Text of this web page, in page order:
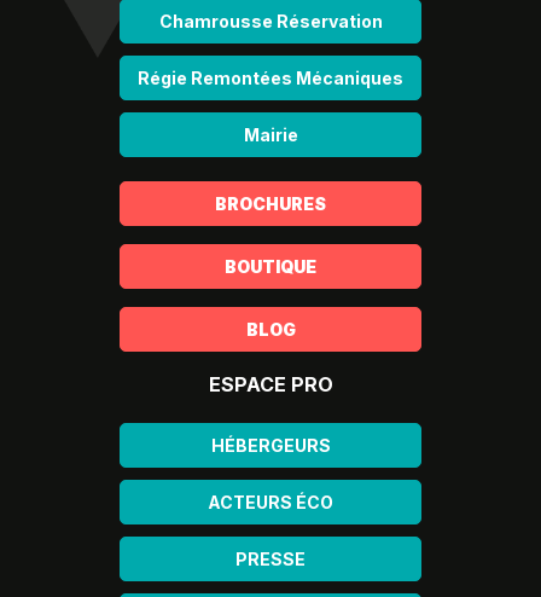
Chamrousse Réservation
Régie Remontées Mécaniques
Mairie
BROCHURES
BOUTIQUE
BLOG
ESPACE PRO
HÉBERGEURS
ACTEURS ÉCO
PRESSE